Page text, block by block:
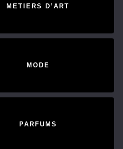
METIERS D’ART
MODE
PARFUMS